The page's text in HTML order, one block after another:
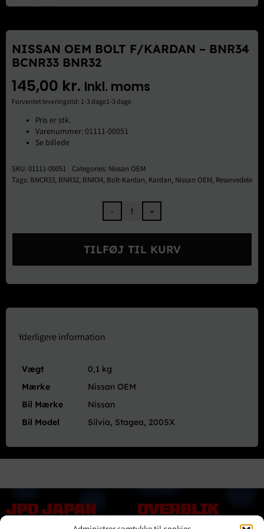
Brugte Dele
Kontakt Os
NISSAN OEM BOLT F/KARDAN – BNR34
BCNR33 BNR32
145,00 kr. Inkl. moms
Forventet leveringstid: 1-3 dage1-3 dage
Pris er stk.
Varenummer: 01111-00051
Se billede
SKU: 01111-00051 Categories: Nissan OEM
Tags: BNCR33, BNR32, BNR34, Bolt-Kardan, Kardan, Nissan OEM, Reservedele
Nissan
Bolt
F/Kardan
-
BNR34
BNR32
TILFØJ TIL KURV
Yderligere information
Vægt
0,1 kg
Mærke
Nissan OEM
Bil Mærke
Nissan
Bil Model
Silvia, Stagea, 200SX
JPD JAPAN
OVERBLIK